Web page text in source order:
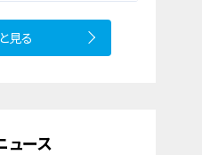
見る
ュース